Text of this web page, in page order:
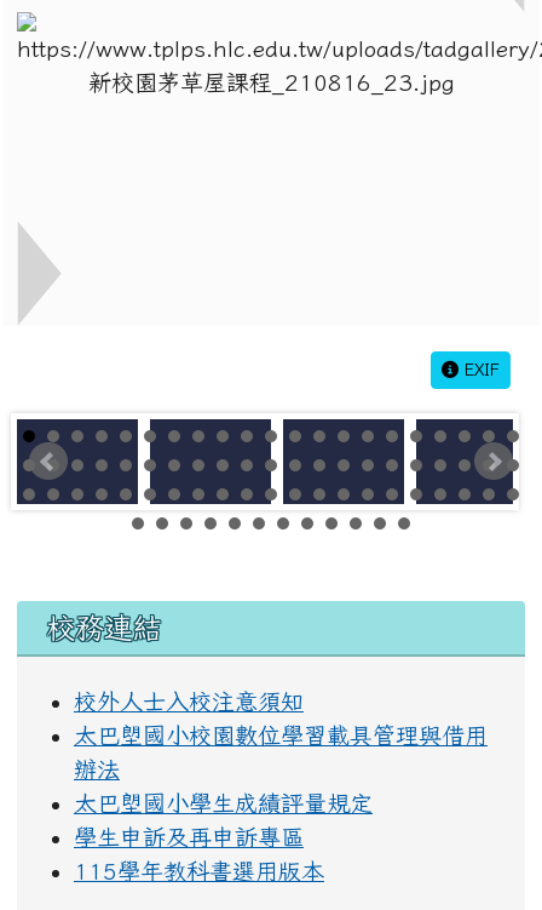
EXIF
左邊區域內容
校務連結
校外人士入校注意須知
太巴塱國小校園數位學習載具管理與借用
辦法
太巴塱國小學生成績評量規定
學生申訴及再申訴專區
115學年教科書選用版本